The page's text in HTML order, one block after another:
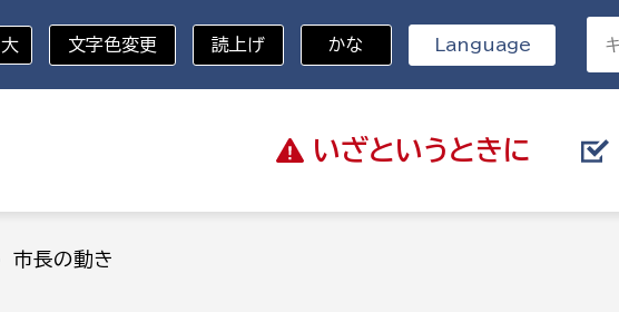
いざと いうときに
大 文字色変更 読上げ かな Language
市長の動き